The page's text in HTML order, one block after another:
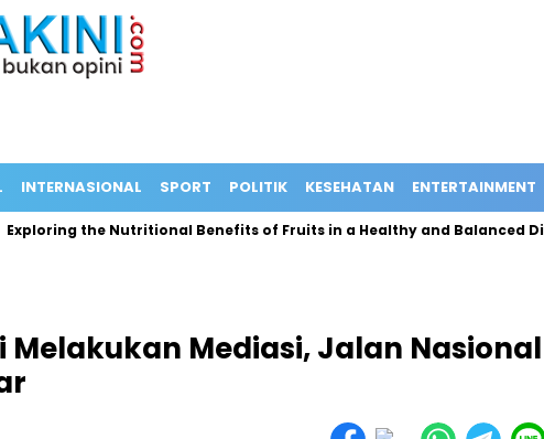
INTERNASIONAL SPORT POLITIK KESEHATAN ENTERTAINMENT
the Nutritional Benefits of Fruits in a Healthy and Balanced Diet
Melakukan Mediasi, Jalan Nasional